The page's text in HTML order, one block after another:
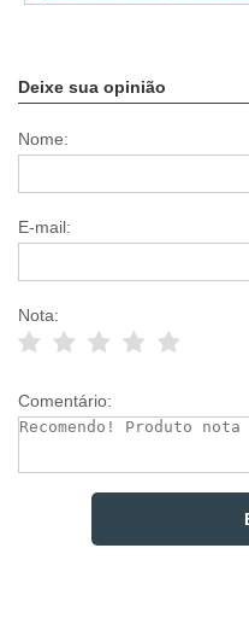
Deixe sua opinião
Nome:
E-mail:
Nota:
Comentário: